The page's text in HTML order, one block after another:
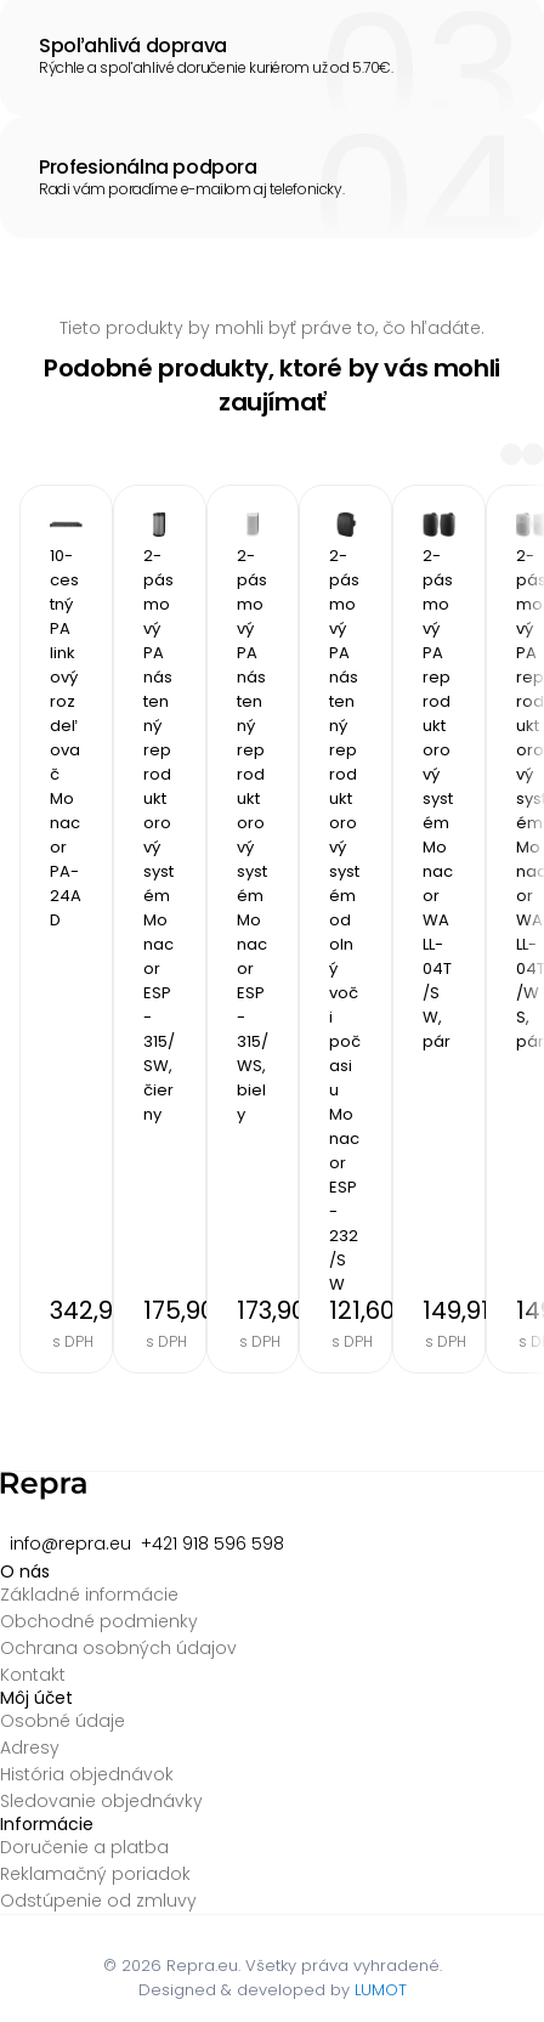
Spoľahlivá doprava
Rýchle a spoľahlivé doručenie kuriérom už od 5.70€.
Profesionálna podpora
Radi vám poradíme e-mailom aj telefonicky.
Tieto produkty by mohli byť práve to, čo hľadáte.
Podobné produkty, ktoré by vás mohli
zaujímať
10-
ces
tný
PA
link
ový
roz
deľ
ova
č
Mo
nac
or
PA-
24A
D
342,91 €
s DPH
2-
pás
mo
vý
PA
nás
ten
ný
rep
rod
ukt
oro
vý
syst
ém
Mo
nac
or
ESP
-
315/
SW,
čier
ny
175,90 €
s DPH
2-
pás
mo
vý
PA
nás
ten
ný
rep
rod
ukt
oro
vý
syst
ém
Mo
nac
or
ESP
-
315/
WS,
biel
y
173,90 €
s DPH
2-
pás
mo
vý
PA
nás
ten
ný
rep
rod
ukt
oro
vý
syst
ém
od
oln
ý
voč
i
poč
asi
u
Mo
nac
or
ESP
-
232
/S
W
121,60 €
s DPH
2-
pás
mo
vý
PA
rep
rod
ukt
oro
vý
syst
ém
Mo
nac
or
WA
LL-
04T
/S
W,
pár
149,91 €
s DPH
2-
mo
vý
PA
rep
rod
ukt
oro
vý
ém
Mo
or
WA
LL-
04T
/W
S,
pár
s
info@repra.eu +421 918 596 598
O nás
Základné informácie
Obchodné podmienky
Ochrana osobných údajov
Kontakt
Môj účet
Osobné údaje
Adresy
História objednávok
Sledovanie objednávky
Informácie
Doručenie a platba
Reklamačný poriadok
Odstúpenie od zmluvy
© 2026 Repra.eu. Všetky práva vyhradené.
Designed & developed by LUMOT